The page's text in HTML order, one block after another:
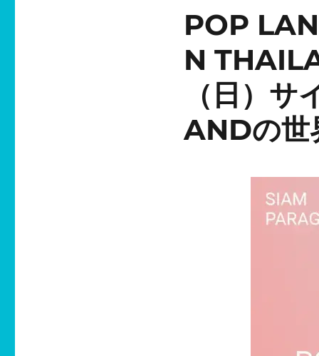
POP
N
（日）
ANDの世